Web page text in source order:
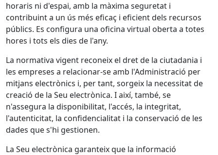
horaris ni d'espai, amb la màxima seguretat i
contribuint a un ús més eficaç i eficient dels recursos
públics. Es configura una oficina virtual oberta a totes
hores i tots els dies de l'any.
La normativa vigent reconeix el dret de la ciutadania i
les empreses a relacionar-se amb l'Administració per
mitjans electrònics i, per tant, sorgeix la necessitat de
creació de la Seu electrònica. I així, també, se
n'assegura la disponibilitat, l'accés, la integritat,
l'autenticitat, la confidencialitat i la conservació de les
dades que s'hi gestionen.
La Seu electrònica garanteix que la informació